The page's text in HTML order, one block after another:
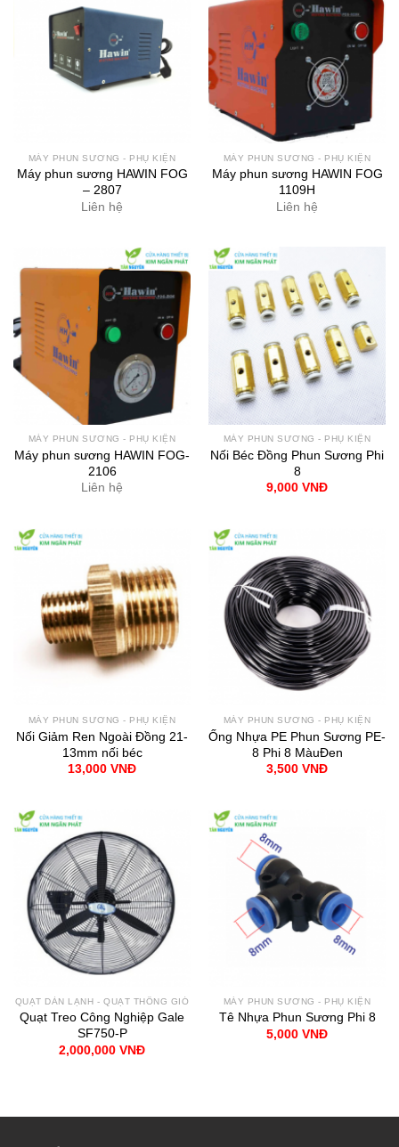
MÁY PHUN SƯƠNG - PHỤ KIỆN
Máy phun sương HAWIN FOG
– 2807
Liên hệ
MÁY PHUN SƯƠNG - PHỤ KIỆN
Máy phun sương HAWIN FOG
1109H
Liên hệ
MÁY PHUN SƯƠNG - PHỤ KIỆN
Máy phun sương HAWIN FOG-
2106
Liên hệ
MÁY PHUN SƯƠNG - PHỤ KIỆN
Nối Béc Đồng Phun Sương Phi
8
9,000 VNĐ
MÁY PHUN SƯƠNG - PHỤ KIỆN
Nối Giảm Ren Ngoài Đồng 21-
13mm nối béc
13,000 VNĐ
MÁY PHUN SƯƠNG - PHỤ KIỆN
Ống Nhựa PE Phun Sương PE-
8 Phi 8 MàuĐen
3,500 VNĐ
QUẠT DÀN LẠNH - QUẠT THÔNG GIÓ
Quạt Treo Công Nghiệp Gale
SF750-P
2,000,000 VNĐ
MÁY PHUN SƯƠNG - PHỤ KIỆN
Tê Nhựa Phun Sương Phi 8
5,000 VNĐ